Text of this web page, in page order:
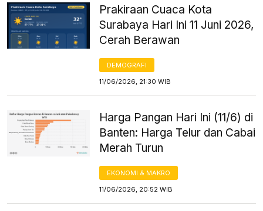
Prakiraan Cuaca Kota
Surabaya Hari Ini 11 Juni 2026,
Cerah Berawan
DEMOGRAFI
11/06/2026, 21:30 WIB
Harga Pangan Hari Ini (11/6) di
Banten: Harga Telur dan Cabai
Merah Turun
EKONOMI & MAKRO
11/06/2026, 20:52 WIB